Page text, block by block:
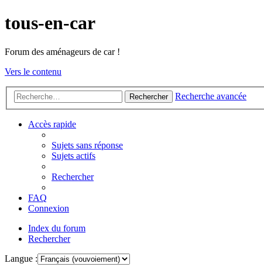
tous-en-car
Forum des aménageurs de car !
Vers le contenu
Rechercher Recherche avancée
Accès rapide
Sujets sans réponse
Sujets actifs
Rechercher
FAQ
Connexion
Index du forum
Rechercher
Langue :